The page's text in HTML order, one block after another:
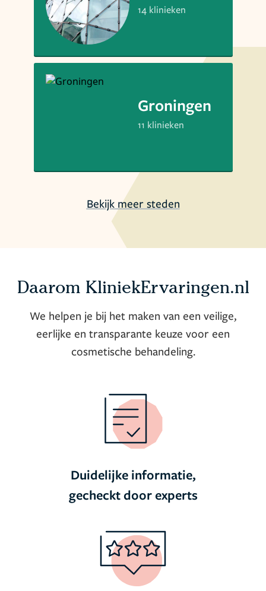
14 klinieken
Groningen
11 klinieken
Bekijk meer steden
Daarom KliniekErvaringen.nl
We helpen je bij het maken van een veilige,
eerlijke en transparante keuze voor een
cosmetische behandeling.
Duidelijke informatie,
gecheckt door experts